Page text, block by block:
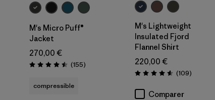
M's Micro Puff®
Jacket
270,00 €
Évaluation: 4.5 / 5
(155Avis
)
compressible
M's Lightweight
Insulated Fjord
Flannel Shirt
220,00 €
Évaluation: 4.6 / 5
(109Avis
)
Comparer